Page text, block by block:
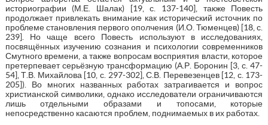
историографии (М.Е. Шалак) [19, с. 137-140], также Повесть
продолжает привлекать внимание как исторический источник по
проблеме становления первого ополчения (И.О. Тюменцев) [18, с.
239]. Но чаще всего Повесть используют в исследованиях,
посвящённых изучению сознания и психологии современников
Смутного времени, а также вопросам восприятия власти, которое
претерпевает серьёзную трансформацию (А.Р. Боронин [3, с. 47-
54], Т.В. Михайлова [10, с. 297-302], С.В. Перевезенцев [12, с. 173-
205]). Во многих названных работах затрагивается и вопрос
христианской символики, однако исследователи ограничиваются
лишь отдельными образами и топосами, которые
непосредственно касаются проблем, поднимаемых в их работах.